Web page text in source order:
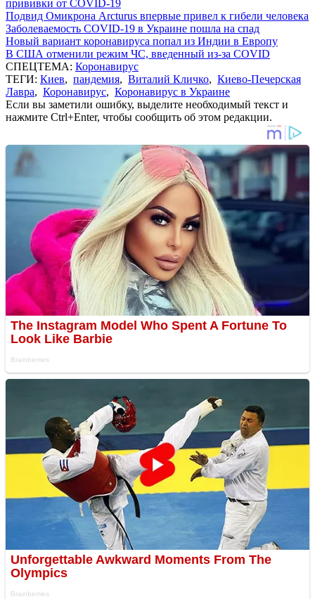
прививки от COVID-19
Подвид Омикрона Arcturus впервые привел к гибели человека
Заболеваемость COVID-19 в Украине пошла на спад
Новый вариант коронавируса попал из Индии в Европу
В США отменили режим ЧС, введенный из-за COVID
СПЕЦТЕМА: Коронавирус
ТЕГИ: Киев, пандемия, Виталий Кличко, Киево-Печерская
Лавра, Коронавирус, Коронавирус в Украине
Если вы заметили ошибку, выделите необходимый текст и
нажмите Ctrl+Enter, чтобы сообщить об этом редакции.